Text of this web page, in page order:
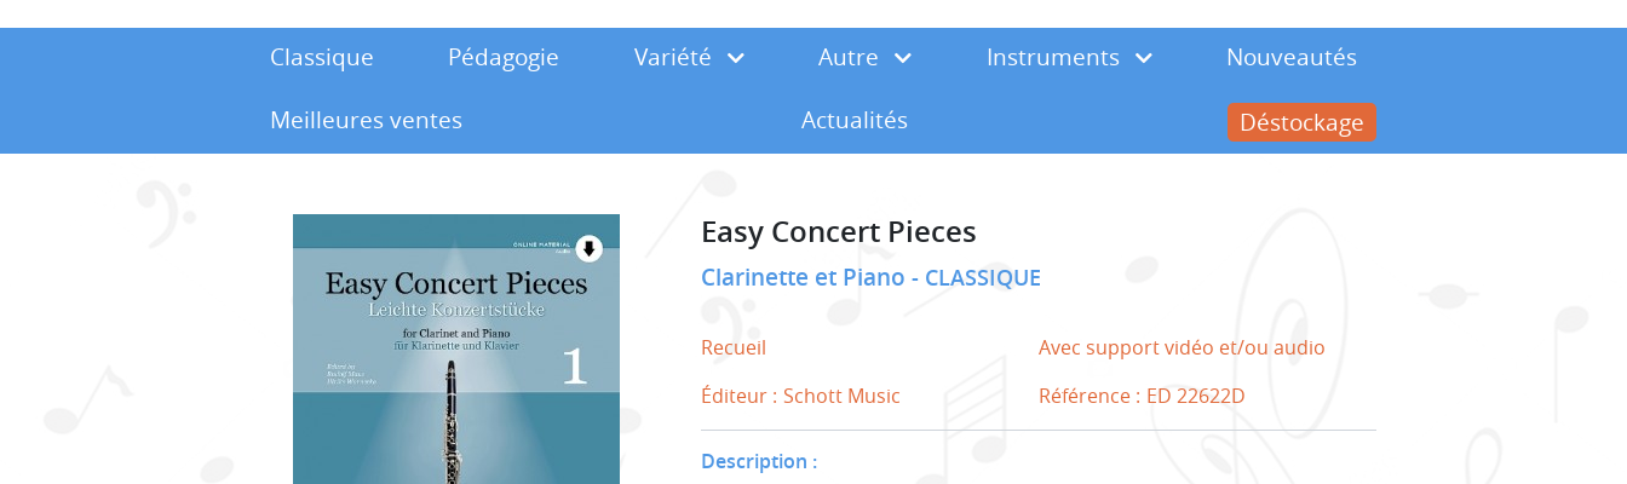
Classique Pédagogie Variété Autre Instruments
Nouveautés
Meilleures ventes
Actualités Déstockage
Easy Concert Pieces
Clarinette et Piano CLASSIQUE
Recueil
Avec support vidéo et/ou audio
Éditeur : Schott Music Référence : ED 22622D
Description :